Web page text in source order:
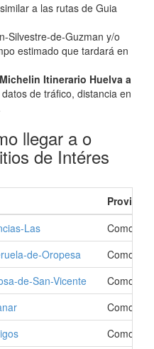
a las rutas de Guia
Silvestre-de-Guzman y/o
estimado que tardará en
Itinerario Huelva a
de tráfico, distancia en
llegar a o
de Intéres
Provincia
Las
Como Ir
de-Oropesa
Como Ir
de-San-Vicente
Como Ir
Como Ir
Como Ir